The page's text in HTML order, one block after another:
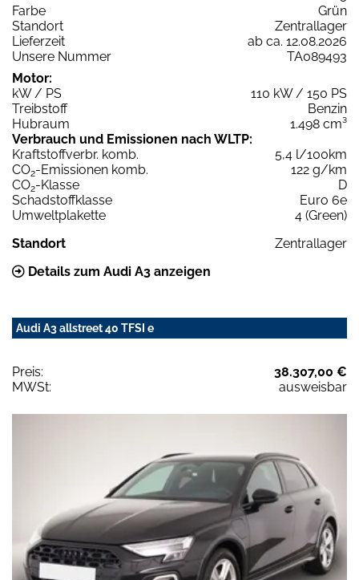
Farbe
Grün
Standort
Zentrallager
Lieferzeit
ab ca. 12.08.2026
Unsere Nummer
TA089493
Motor:
kW / PS
110 kW / 150 PS
Treibstoff
Benzin
Hubraum
1.498 cm³
Verbrauch und Emissionen nach WLTP:
Kraftstoffverbr. komb.
5,4 l/100km
CO2-Emissionen komb.
122 g/km
CO2-Klasse
D
Schadstoffklasse
Euro 6e
Umweltplakette
4 (Green)
Standort
Zentrallager
Details zum Audi A3 anzeigen
Audi A3 allstreet 40 TFSI e
Preis:
38.307,00 €
MWSt:
ausweisbar